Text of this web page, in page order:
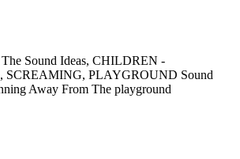
Sound Ideas, CHILDREN -
SCREAMING, PLAYGROUND Sound
Away From The playground